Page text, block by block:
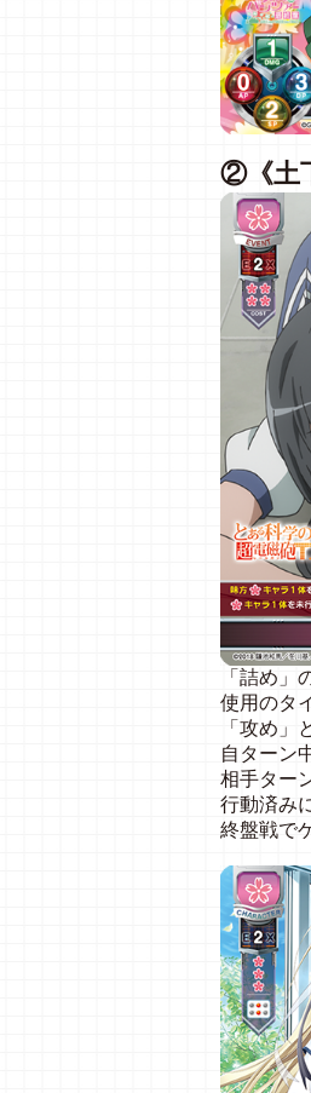
②《土
「詰め」
使用のタ
「攻め」
自ターン
相手ター
行動済み
終盤戦で